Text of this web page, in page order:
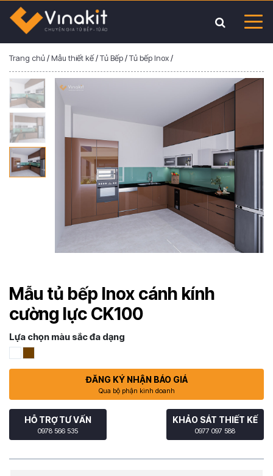
Trang chủ/Mẫu thiết kế/Tủ Bếp/Tủ bếp Inox/
Mẫu tủ bếp Inox cánh kính
cường lực CK100
Lựa chọn màu sắc đa dạng
ĐĂNG KÝ NHẬN BÁO GIÁ
Qua bộ phận kinh doanh
HỖ TRỢ TƯ VẤN
0978 566 535
KHẢO SÁT THIẾT KẾ
0977 097 588